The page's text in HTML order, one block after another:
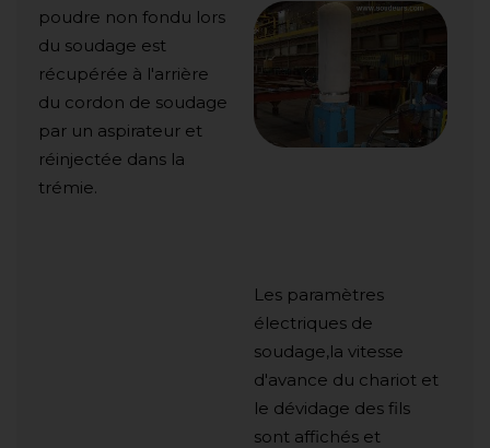
poudre non fondu lors
du soudage est
récupérée à l'arrière
du cordon de soudage
par un aspirateur et
réinjectée dans la
trémie.
Les paramètres
électriques de
soudage,la vitesse
d'avance du chariot et
le dévidage des fils
sont affichés et